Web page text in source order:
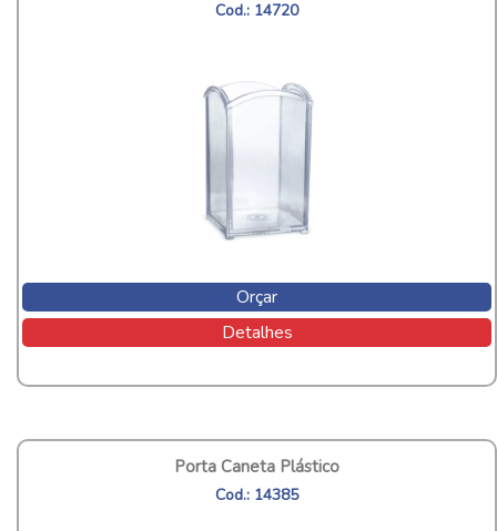
Cod.: 14720
Orçar
Detalhes
Porta Caneta Plástico
Cod.: 14385